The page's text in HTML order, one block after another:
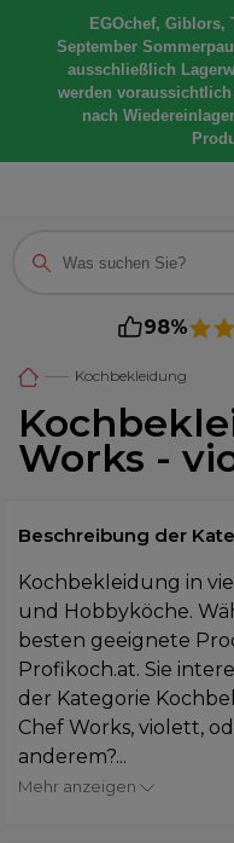
EGOchef, Giblors,
September
ausschließlich
werden
nach
98%
Kochbekleidung
Works -
Beschreibung der
Kochbekleidung in
und Hobbyköche.
besten geeignete
Profikoch.at. Sie
der Kategorie
Chef Works, violett,
anderem?...
Mehr anzeigen